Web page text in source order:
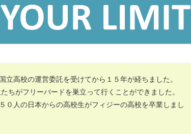
立高校の運営委託を受けてから１５年が経ちました。
ちがフリーバードを巣立って行くことができました。
０人の日本からの高校生がフィジーの高校を卒業しまし